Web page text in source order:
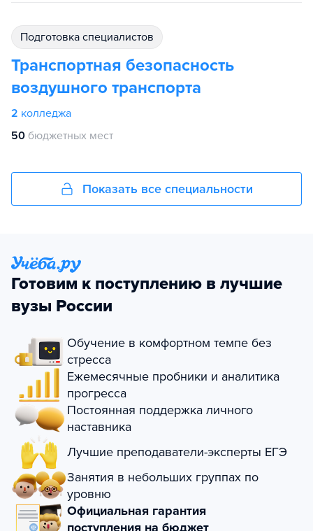
подготовка специалистов
Транспортная безопасность
воздушного транспорта
2 колледжа
50 бюджетных мест
Показать все специальности
Готовим к поступлению в лучшие
вузы России
Обучение в комфортном темпе без
стресса
Ежемесячные пробники и аналитика
прогресса
Постоянная поддержка личного
наставника
Лучшие преподаватели-эксперты ЕГЭ
Занятия в небольших группах по
уровню
Официальная гарантия
поступления на бюджет